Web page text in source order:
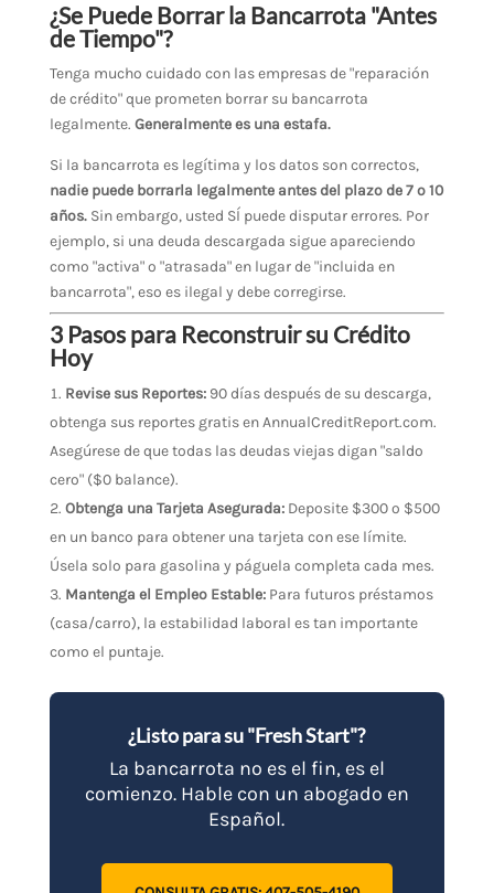
¿Se Puede Borrar la Bancarrota "Antes
de Tiempo"?
Tenga mucho cuidado con las empresas de "reparación
de crédito" que prometen borrar su bancarrota
legalmente. Generalmente es una estafa.
Si la bancarrota es legítima y los datos son correctos,
nadie puede borrarla legalmente antes del plazo de 7 o 10
años.Sin embargo, usted SÍ puede disputar errores. Por
ejemplo, si una deuda descargada sigue apareciendo
como "activa" o "atrasada" en lugar de "incluida en
bancarrota", eso es ilegal y debe corregirse.
3 Pasos para Reconstruir su Crédito
Hoy
Revise sus Reportes:90 días después de su descarga,
obtenga sus reportes gratis en AnnualCreditReport.com.
Asegúrese de que todas las deudas viejas digan "saldo
cero" ($0 balance).
Obtenga una Tarjeta Asegurada:Deposite $300 o $500
en un banco para obtener una tarjeta con ese límite.
Úsela solo para gasolina y páguela completa cada mes.
Mantenga el Empleo Estable:Para futuros préstamos
(casa/carro), la estabilidad laboral es tan importante
como el puntaje.
¿Listo para su "Fresh Start"?
La bancarrota no es el fin, es el
comienzo. Hable con un abogado en
Español.